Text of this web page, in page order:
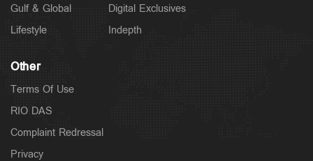
Gulf & Global
Lifestyle
Digital Exclusives
Indepth
Other
Terms Of Use
RIO DAS
Complaint Redressal
Privacy